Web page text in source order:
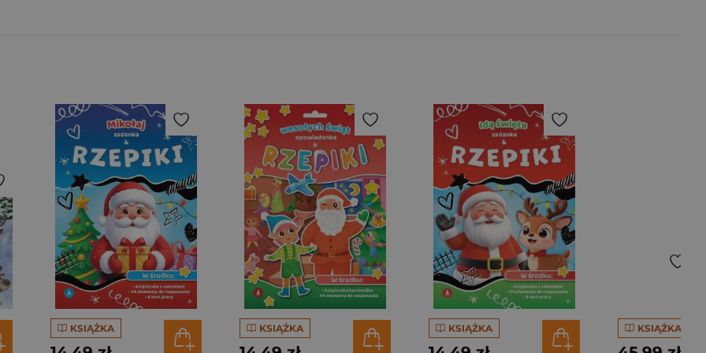
KSIĄŻKA KSIĄŻKA KSIĄŻKA KSIĄŻKA